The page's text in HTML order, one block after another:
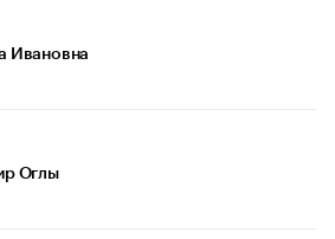
Ивановна
Оглы